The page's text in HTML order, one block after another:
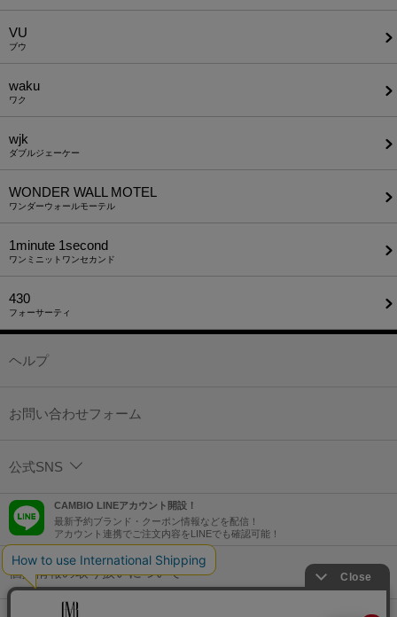
VU
ブウ
waku
ワク
wjk
ダブルジェーケー
WONDER WALL MOTEL
ワンダーウォールモーテル
1minute​ 1second
ワンミニットワンセカンド
430
フォーサーティ
ヘルプ
お問い合わせフォーム
公式SNS
CAMBIO LINEアカウント開設！
最新予約ブランド・クーポン情報などを配信！
アカウント連携でご注文内容をLINEでも確認可能！
個人情報の取り扱いについて